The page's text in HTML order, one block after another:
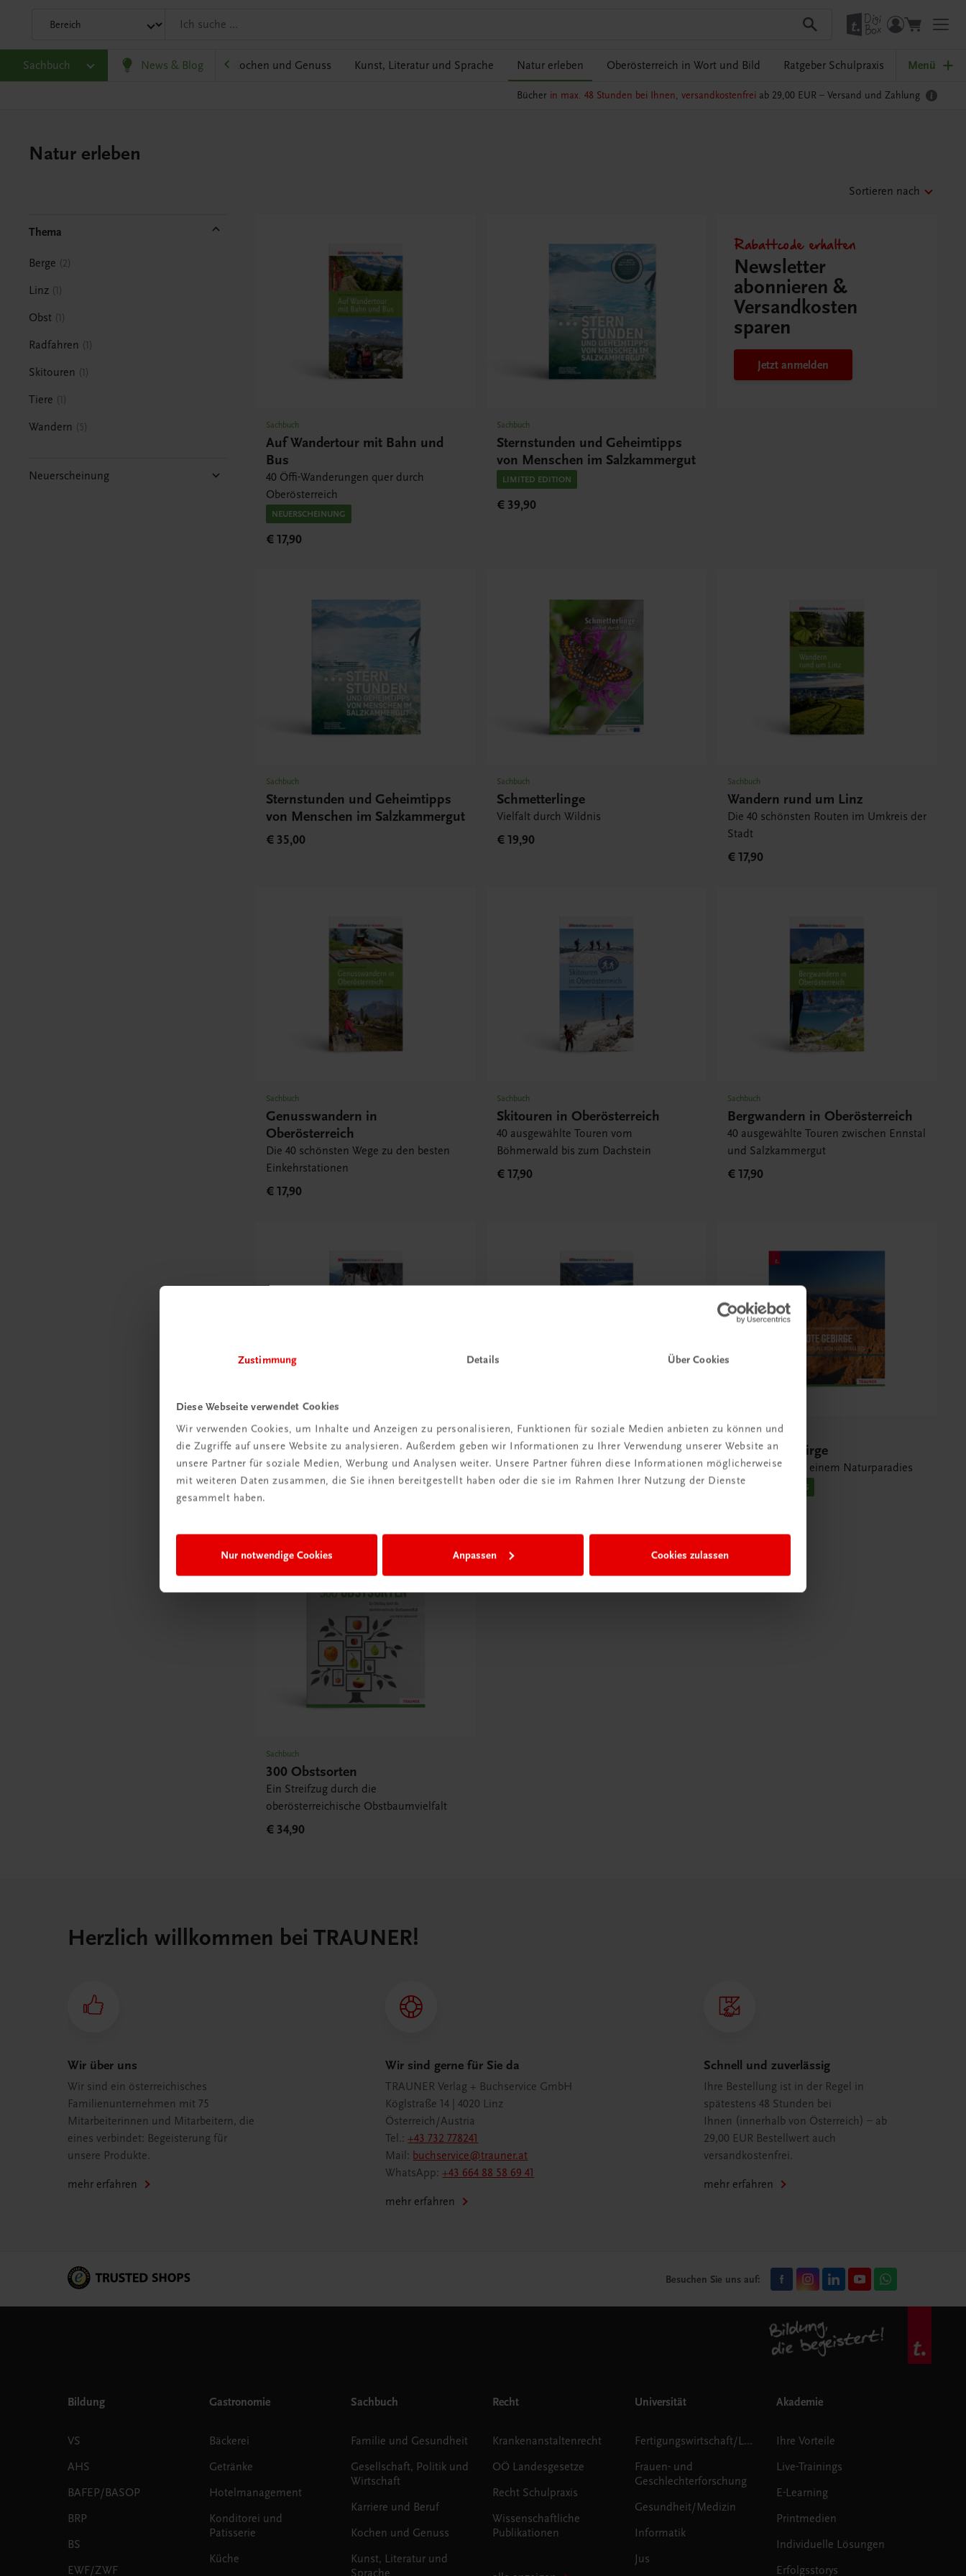
Zustimmung Details Über Cookies
Diese Webseite verwendet Cookies
Wir verwenden Cookies, um Inhalte und Anzeigen zu personalisieren, Funktionen für soziale Medien anbieten zu können und
die Zugriffe auf unsere Website zu analysieren. Außerdem geben wir Informationen zu Ihrer Verwendung unserer Website an
unsere Partner für soziale Medien, Werbung und Analysen weiter. Unsere Partner führen diese Informationen möglicherweise
mit weiteren Daten zusammen, die Sie ihnen bereitgestellt haben oder die sie im Rahmen Ihrer Nutzung der Dienste
gesammelt haben.
Nur notwendige Cookies Anpassen Cookies zulassen
Sachbuch News & Blog
und Wirtschaft Karriere und Beruf Kochen und Genuss Kunst, Literatur und Sprache Natur erleben Oberösterreich in Wort und Bild Ratgeber Schulpraxis Menü
Bücher in max. 48 Stunden bei Ihnen, versandkostenfrei ab 29,00 EUR – Versand und Zahlung
Natur erleben
Sortieren nach
Thema
Berge 2
Linz 1
Obst 1
Radfahren 1
Skitouren 1
Tiere 1
Wandern 5
Neuerscheinung
Sachbuch
Auf Wandertour mit Bahn und
Bus
40 Öffi-Wanderungen quer durch
Oberösterreich
NEUERSCHEINUNG
€ 17,90
Sachbuch
Sternstunden und Geheimtipps
von Menschen im Salzkammergut
LIMITED EDITION
€ 39,90
Rabattcode erhalten
Newsletter
abonnieren &
Versandkosten
sparen
Jetzt anmelden
Sachbuch
Sternstunden und Geheimtipps
von Menschen im Salzkammergut
€ 35,00
Sachbuch
Schmetterlinge
Vielfalt durch Wildnis
€ 19,90
Sachbuch
Wandern rund um Linz
Die 40 schönsten Routen im Umkreis der
Stadt
€ 17,90
Sachbuch
Genusswandern in
Oberösterreich
Die 40 schönsten Wege zu den besten
Einkehrstationen
€ 17,90
Sachbuch
Skitouren in Oberösterreich
40 ausgewählte Touren vom
Böhmerwald bis zum Dachstein
€ 17,90
Sachbuch
Bergwandern in Oberösterreich
40 ausgewählte Touren zwischen Ennstal
und Salzkammergut
€ 17,90
Sachbuch
Genuss-Biken in Oberösterreich
Radwandern – Mountainbiking – Bike &
Hike
Sachbuch
Wandern in Oberösterreich
40 ausgewählte Wege durch die
schönsten Landschaften
Sachbuch
Das Tote Gebirge
Lebenswelten in einem Naturparadies
MIT TOLLEN FOTOS
Sachbuch
300 Obstsorten
Ein Streifzug durch die
oberösterreichische Obstbaumvielfalt
€ 34,90
Herzlich willkommen bei TRAUNER!
Wir über uns
Wir sind ein österreichisches
Familienunternehmen mit 75
Mitarbeiterinnen und Mitarbeitern, die
eines verbindet: Begeisterung für
unsere Produkte.
mehr erfahren
Wir sind gerne für Sie da
TRAUNER Verlag + Buchservice GmbH
Köglstraße 14 | 4020 Linz
Österreich/Austria
Tel.:+43 732 778241
Mail: buchservice@trauner.at
WhatsApp:+43 664 88 58 69 41
mehr erfahren
Schnell und zuverlässig
Ihre Bestellung ist in der Regel in
spätestens 48 Stunden bei
Ihnen (innerhalb von Österreich) – ab
29,00 EUR Bestellwert auch
versandkostenfrei.
mehr erfahren
Besuchen Sie uns auf:
Bildung
VS
AHS
BAFEP/BASOP
BRP
BS
EWF/ZWF
Gastronomie
Bäckerei
Getränke
Hotelmanagement
Konditorei und
Patisserie
Küche
Sachbuch
Familie und Gesundheit
Gesellschaft, Politik und
Wirtschaft
Karriere und Beruf
Kochen und Genuss
Kunst, Literatur und
Sprache
Recht
Krankenanstaltenrecht
OÖ Landesgesetze
Recht Schulpraxis
Wissenschaftliche
Publikationen
Universität
Fertigungswirtschaft/Logistik
Frauen- und
Geschlechterforschung
Gesundheit/Medizin
Informatik
Jus
Akademie
Ihre Vorteile
Live-Trainings
E-Learning
Printmedien
Individuelle Lösungen
Erfolgsstorys